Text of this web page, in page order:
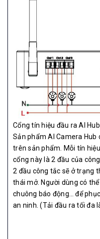
Cổng tín hiệu đầu ra AI
Sản phẩm AI Camera Hub
trên sản phẩm. Mỗi tín
cổng này là 2 đầu của
2 đầu công tắc sẽ ở trạng
thái mở. Người dùng có
chuông báo động… để
an ninh. (Tải đầu ra tối đa